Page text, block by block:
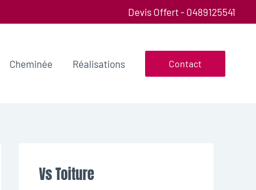
Devis Offert - 0489125541
Cheminée Réalisations Contact
Vs Toiture